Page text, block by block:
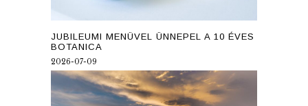
JUBILEUMI MENÜVEL ÜNNEPEL A 10 ÉVES
BOTANICA
2026-07-09